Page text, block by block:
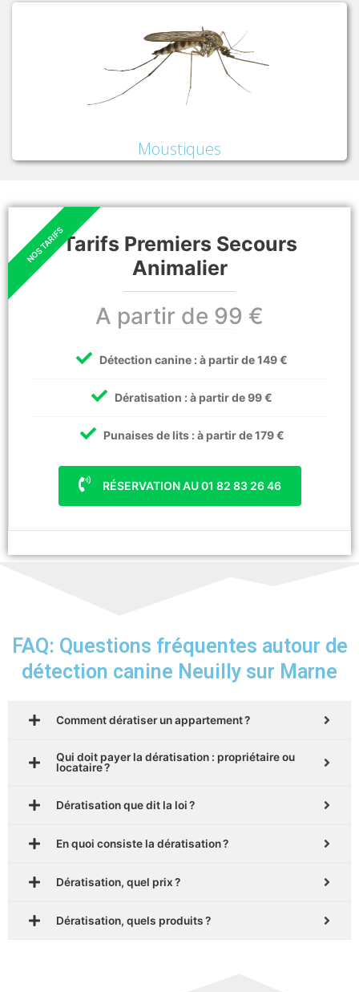
Moustiques
Tarifs Premiers Secours
Animalier
A partir de 99 €
Détection canine : à partir de 149 €
Dératisation : à partir de 99 €
Punaises de lits : à partir de 179 €
RÉSERVATION AU 01 82 83 26 46
FAQ: Questions fréquentes autour de
détection canine Neuilly sur Marne
Comment dératiser un appartement ?
Qui doit payer la dératisation : propriétaire ou
locataire ?
Dératisation que dit la loi ?
En quoi consiste la dératisation ?
Dératisation, quel prix ?
Dératisation, quels produits ?